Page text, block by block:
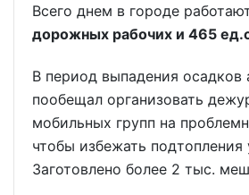
Всего днем в городе
дорожных рабочих и 465
В период выпадения осадков
пообещал организовать
мобильных групп на
чтобы избежать подтопления
Заготовлено более 2 тыс.